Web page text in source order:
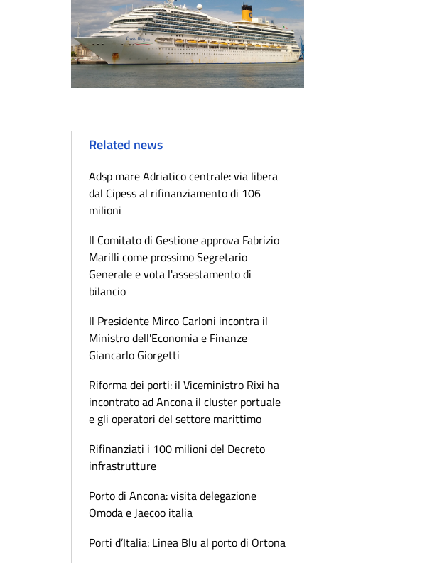
Related news
Adsp mare Adriatico centrale: via libera
dal Cipess al rifinanziamento di 106
milioni
Il Comitato di Gestione approva Fabrizio
Marilli come prossimo Segretario
Generale e vota l'assestamento di
bilancio
Il Presidente Mirco Carloni incontra il
Ministro dell'Economia e Finanze
Giancarlo Giorgetti
Riforma dei porti: il Viceministro Rixi ha
incontrato ad Ancona il cluster portuale
e gli operatori del settore marittimo
Rifinanziati i 100 milioni del Decreto
infrastrutture
Porto di Ancona: visita delegazione
Omoda e Jaecoo italia
Porti d’Italia: Linea Blu al porto di Ortona